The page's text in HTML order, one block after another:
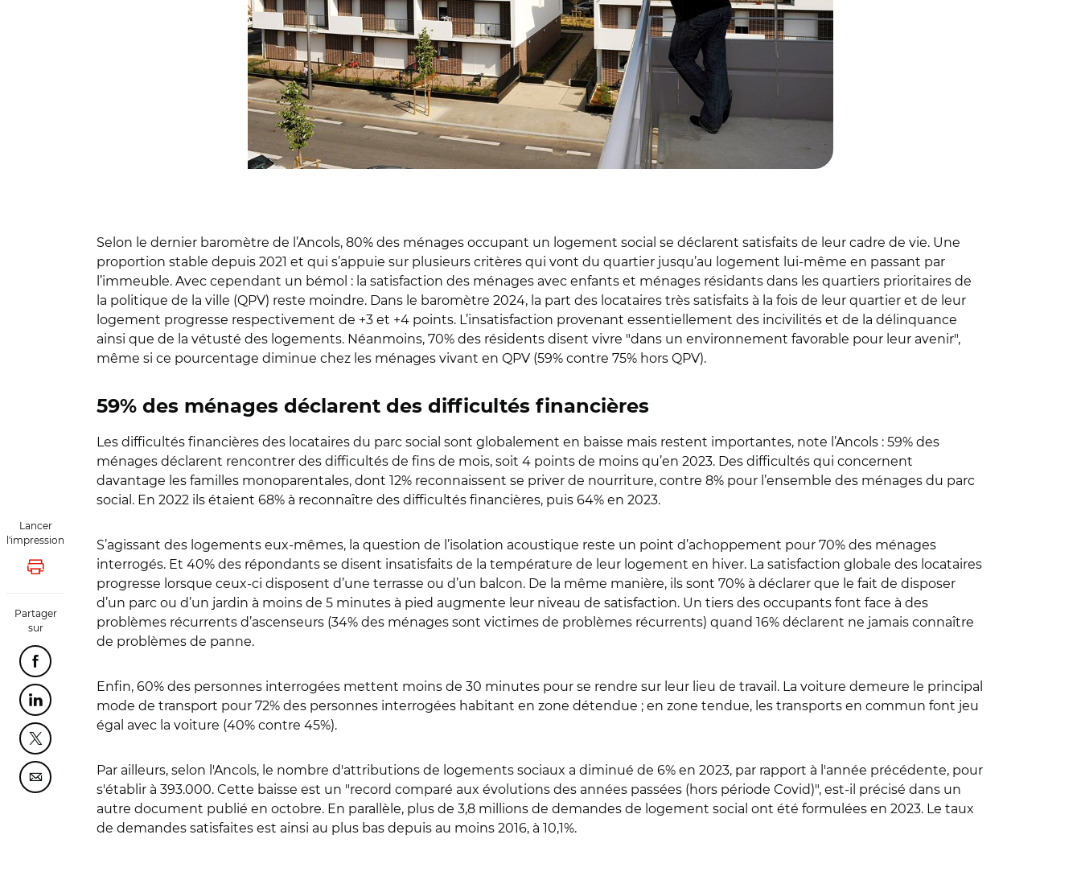
Lancer
l'impression
Lancer l'impression
Partager
sur
Partager cette page sur Facebook
Partager cette page sur Linkedin
Partager cette page sur Twitter
Partager cette page sur Courriel
Selon le dernier baromètre de l’Ancols, 80% des ménages occupant un logement social se déclarent satisfaits de leur cadre de vie. Une
proportion stable depuis 2021 et qui s’appuie sur plusieurs critères qui vont du quartier jusqu’au logement lui-même en passant par
l’immeuble. Avec cependant un bémol : la satisfaction des ménages avec enfants et ménages résidants dans les quartiers prioritaires de
la politique de la ville (QPV) reste moindre. Dans le baromètre 2024, la part des locataires très satisfaits à la fois de leur quartier et de leur
logement progresse respectivement de +3 et +4 points. L’insatisfaction provenant essentiellement des incivilités et de la délinquance
ainsi que de la vétusté des logements. Néanmoins, 70% des résidents disent vivre "dans un environnement favorable pour leur avenir",
même si ce pourcentage diminue chez les ménages vivant en QPV (59% contre 75% hors QPV).
59% des ménages déclarent des difficultés financières
Les difficultés financières des locataires du parc social sont globalement en baisse mais restent importantes, note l’Ancols : 59% des
ménages déclarent rencontrer des difficultés de fins de mois, soit 4 points de moins qu’en 2023. Des difficultés qui concernent
davantage les familles monoparentales, dont 12% reconnaissent se priver de nourriture, contre 8% pour l’ensemble des ménages du parc
social. En 2022 ils étaient 68% à reconnaître des difficultés financières, puis 64% en 2023.
S’agissant des logements eux-mêmes, la question de l’isolation acoustique reste un point d’achoppement pour 70% des ménages
interrogés. Et 40% des répondants se disent insatisfaits de la température de leur logement en hiver. La satisfaction globale des locataires
progresse lorsque ceux-ci disposent d’une terrasse ou d’un balcon. De la même manière, ils sont 70% à déclarer que le fait de disposer
d’un parc ou d’un jardin à moins de 5 minutes à pied augmente leur niveau de satisfaction. Un tiers des occupants font face à des
problèmes récurrents d’ascenseurs (34% des ménages sont victimes de problèmes récurrents) quand 16% déclarent ne jamais connaître
de problèmes de panne.
Enfin, 60% des personnes interrogées mettent moins de 30 minutes pour se rendre sur leur lieu de travail. La voiture demeure le principal
mode de transport pour 72% des personnes interrogées habitant en zone détendue ; en zone tendue, les transports en commun font jeu
égal avec la voiture (40% contre 45%).
Par ailleurs, selon l'Ancols, le nombre d'attributions de logements sociaux a diminué de 6% en 2023, par rapport à l'année précédente, pour
s'établir à 393.000. Cette baisse est un "record comparé aux évolutions des années passées (hors période Covid)", est-il précisé dans un
autre document publié en octobre. En parallèle, plus de 3,8 millions de demandes de logement social ont été formulées en 2023. Le taux
de demandes satisfaites est ainsi au plus bas depuis au moins 2016, à 10,1%.